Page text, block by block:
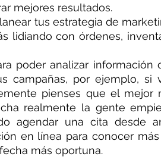
mejores resultados.
tus estrategia de
lidiando con órdenes,
poder analizar
campañas, por ejemplo, si
pienses que el mejor
realmente la gente
agendar una cita desde
en línea para conocer
más oportuna.